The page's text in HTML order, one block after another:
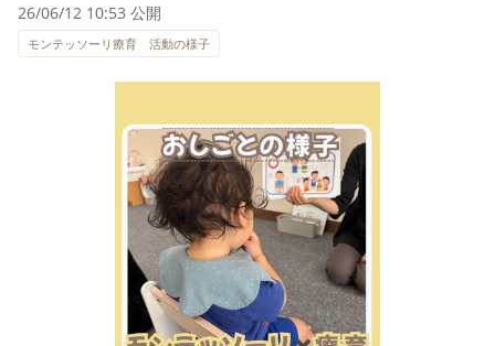
26/06/12 10:53 公開
モンテッソーリ療育 活動の様子